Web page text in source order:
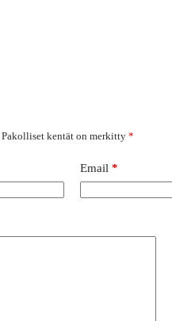
Pakolliset kentät on merkitty *
Email *